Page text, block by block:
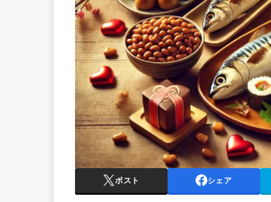
ポスト シェア